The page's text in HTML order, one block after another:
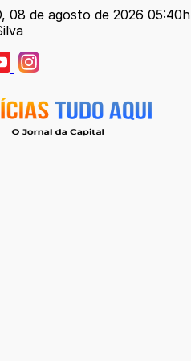
08 de agosto de 2026 05:40h